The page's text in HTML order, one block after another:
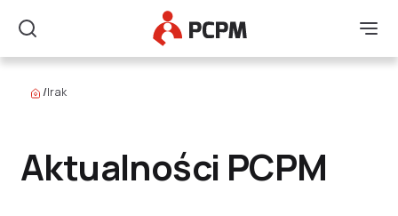
Szukaj
Główne Logo
/Irak
Aktualności PCPM